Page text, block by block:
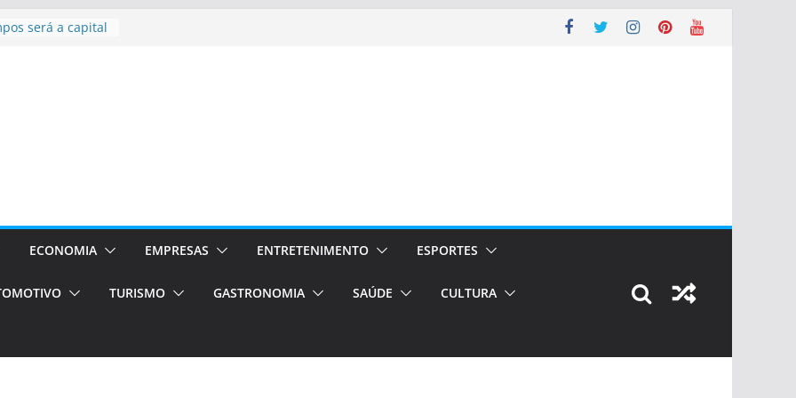
bolsas –
únicas e
volta!
Orientados
em Porto
de alto padrão
ECONOMIA EMPRESAS ENTRETENIMENTO ESPORTES
TURISMO GASTRONOMIA SAÚDE CULTURA